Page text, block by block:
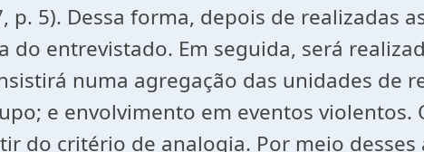
5). Dessa forma, depois de realizadas
entrevistado. Em seguida, será
numa agregação das unidades de
e envolvimento em eventos violentos.
do critério de analogia. Por meio